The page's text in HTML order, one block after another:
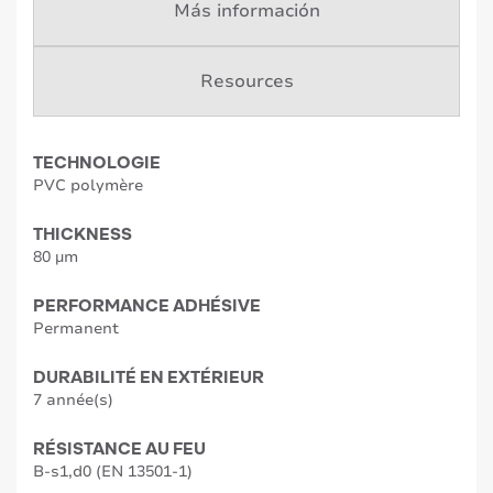
Más información
Resources
TECHNOLOGIE
PVC polymère
THICKNESS
80 µm
PERFORMANCE ADHÉSIVE
Permanent
DURABILITÉ EN EXTÉRIEUR
7 année(s)
RÉSISTANCE AU FEU
B-s1,d0 (EN 13501-1)